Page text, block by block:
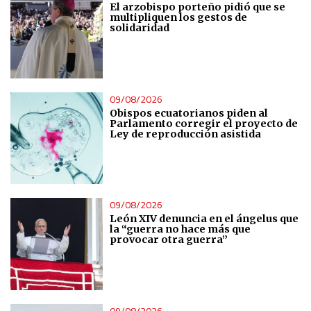
El arzobispo porteño pidió que se
multipliquen los gestos de
solidaridad
09/08/2026
Obispos ecuatorianos piden al
Parlamento corregir el proyecto de
Ley de reproducción asistida
09/08/2026
León XIV denuncia en el ángelus que
la “guerra no hace más que
provocar otra guerra”